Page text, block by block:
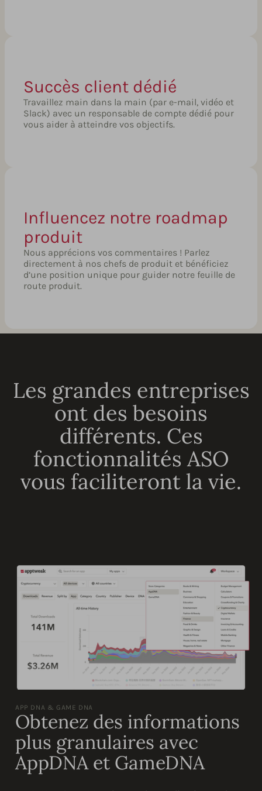
Succès client dédié
Travaillez main dans la main (par e-mail, vidéo et
Slack) avec un responsable de compte dédié pour
vous aider à atteindre vos objectifs.
Influencez notre roadmap
produit
Nous apprécions vos commentaires ! Parlez
directement à nos chefs de produit et bénéficiez
d’une position unique pour guider notre feuille de
route produit.
Les grandes entreprises
ont des besoins
différents. Ces
fonctionnalités ASO
vous faciliteront la vie.
APP DNA & GAME DNA
Obtenez des informations
plus granulaires avec
AppDNA et GameDNA